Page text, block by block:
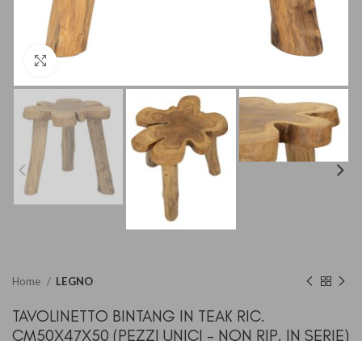
Clicca per ingrandire
Home LEGNO
TAVOLINETTO BINTANG IN TEAK RIC.
CM50X47X50 (PEZZI UNICI – NON RIP. IN SERIE)